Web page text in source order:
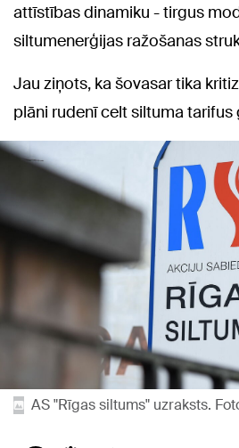
attīstības dinamiku - tirgus
siltumenerģijas ražošanas
Jau ziņots, ka šovasar tika
plāni rudenī celt siltuma tarifus
AS "Rīgas siltums" uzraksts.